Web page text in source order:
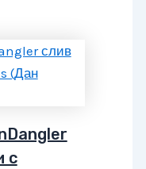
с